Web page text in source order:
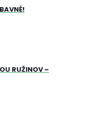
RUŽINOV –